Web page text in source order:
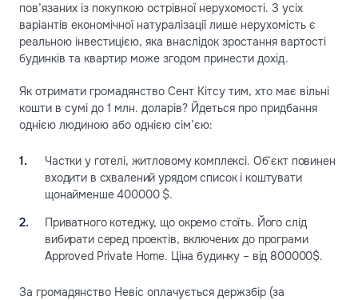
пов’язаних із покупкою острівної нерухомості. З усіх
варіантів економічної натуралізації лише нерухомість є
реальною інвестицією, яка внаслідок зростання вартості
будинків та квартир може згодом принести дохід.
Як отримати громадянство Сент Кітсу тим, хто має вільні
кошти в сумі до 1 млн. доларів? Йдеться про придбання
однією людиною або однією сім’єю:
Частки у готелі, житловому комплексі. Об’єкт повинен
входити в схвалений урядом список і коштувати
щонайменше 400000 $.
Приватного котеджу, що окремо стоїть. Його слід
вибирати серед проектів, включених до програми
Approved Private Home. Ціна будинку – від 800000$.
За громадянство Невіс оплачується держзбір (за